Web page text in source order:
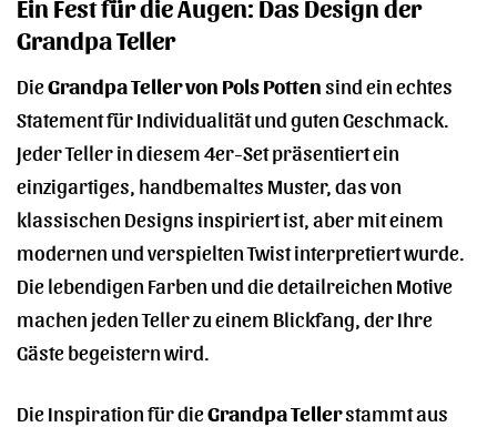
Ein Fest für die Augen: Das Design der
Grandpa Teller
DieGrandpa Teller von Pols Pottensind ein echtes
Statement für Individualität und guten Geschmack.
Jeder Teller in diesem 4er-Set präsentiert ein
einzigartiges, handbemaltes Muster, das von
klassischen Designs inspiriert ist, aber mit einem
modernen und verspielten Twist interpretiert wurde.
Die lebendigen Farben und die detailreichen Motive
machen jeden Teller zu einem Blickfang, der Ihre
Gäste begeistern wird.
Die Inspiration für dieGrandpa Tellerstammt aus